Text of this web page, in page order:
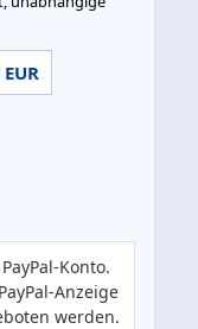
Konto.
Anzeige
werden.